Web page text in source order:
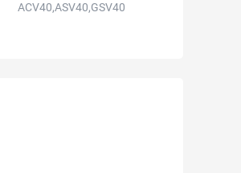
ACV40,ASV40,GSV40